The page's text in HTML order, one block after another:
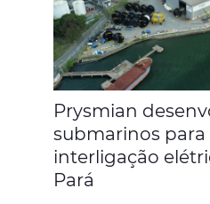
Prysmian
submarinos
interligação
Pará